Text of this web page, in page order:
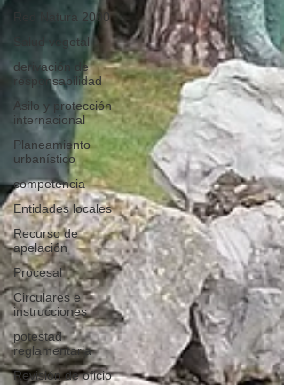
Red Natura 2000
Salud vegetal
derivación de
responsabilidad
Asilo y protección
internacional
Planeamiento
urbanístico
competencia
Entidades locales
Recurso de
apelación
Procesal
Circulares e
instrucciones
potestad
reglamentaria
Revisión de oficio